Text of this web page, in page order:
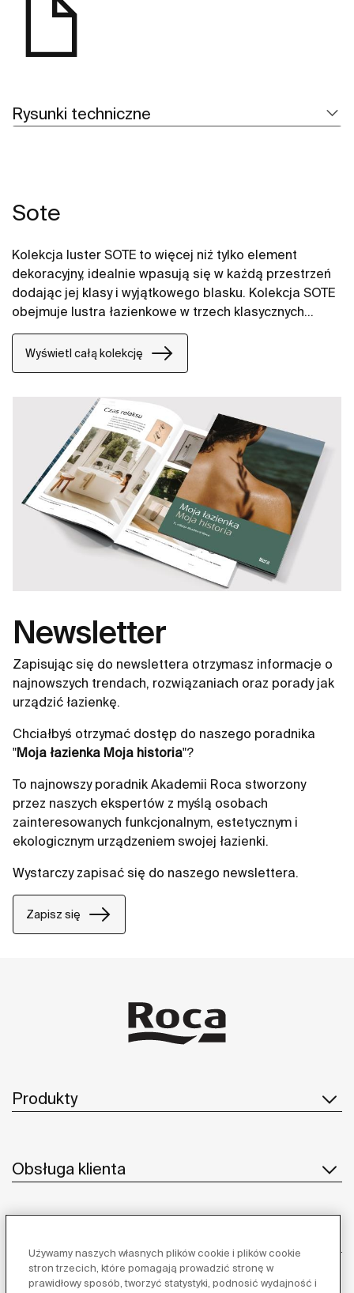
Rysunki techniczne
Sote
Kolekcja luster SOTE to więcej niż tylko element
dekoracyjny, idealnie wpasują się w każdą przestrzeń
dodając jej klasy i wyjątkowego blasku. Kolekcja SOTE
obejmuje lustra łazienkowe w trzech klasycznych
kształtach – prostokątne, okrągłe i kwadratowe.
Dostępne jest w różnych rozmiarach, co pozwala na
idealne dopasowanie do Twojej przestrzeni,
doskonałe połączenie minimalizmu z klasyczną
elegancją, które podkreślą charakter każdego
wnętrza.
Wyświetl całą kolekcję
Newsletter
Zapisując się do newslettera otrzymasz informacje o
najnowszych trendach, rozwiązaniach oraz porady jak
urządzić łazienkę.
Chciałbyś otrzymać dostęp do naszego poradnika
"Moja łazienka Moja historia"?
To najnowszy poradnik Akademii Roca stworzony
przez naszych ekspertów z myślą osobach
zainteresowanych funkcjonalnym, estetycznym i
ekologicznym urządzeniem swojej łazienki.
Wystarczy zapisać się do naszego newslettera.
Zapisz się
Produkty
Obsługa klienta
Używamy naszych własnych plików cookie i plików cookie
stron trzecich, które pomagają prowadzić stronę w
prawidłowy sposób, tworzyć statystyki, podnosić wydajność i